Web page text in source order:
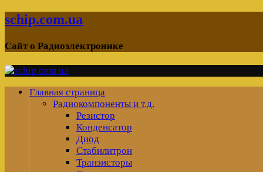
schip.com.ua
Сайт о Радиоэлектронике
Главная страница
Радиокомпоненты и т.д.
Резистор
Конденсатор
Диод
Стабилитрон
Транзисторы